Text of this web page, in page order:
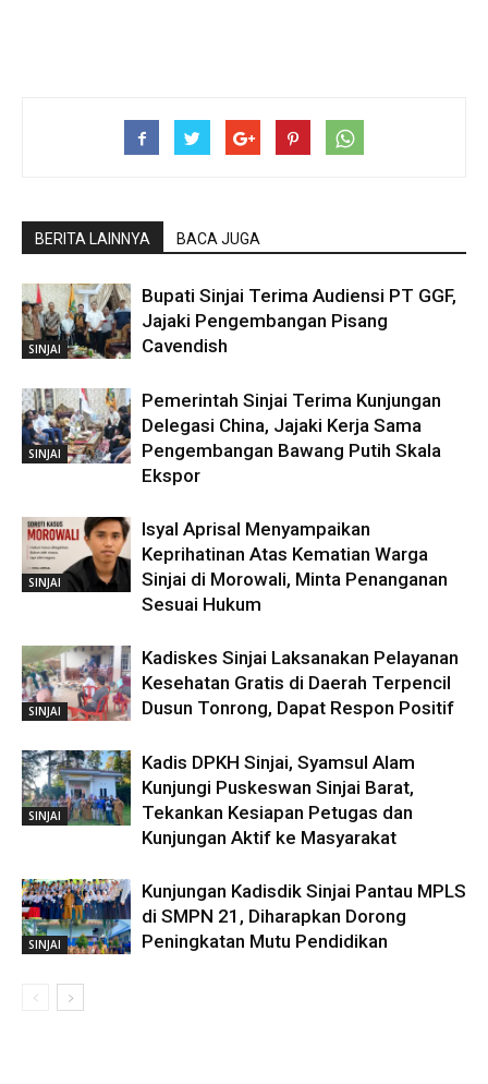
BERITA LAINNYA BACA JUGA
SINJAI
Bupati Sinjai Terima Audiensi PT GGF,
Jajaki Pengembangan Pisang
Cavendish
SINJAI
Pemerintah Sinjai Terima Kunjungan
Delegasi China, Jajaki Kerja Sama
Pengembangan Bawang Putih Skala
Ekspor
SINJAI
Isyal Aprisal Menyampaikan
Keprihatinan Atas Kematian Warga
Sinjai di Morowali, Minta Penanganan
Sesuai Hukum
SINJAI
Kadiskes Sinjai Laksanakan Pelayanan
Kesehatan Gratis di Daerah Terpencil
Dusun Tonrong, Dapat Respon Positif
SINJAI
Kadis DPKH Sinjai, Syamsul Alam
Kunjungi Puskeswan Sinjai Barat,
Tekankan Kesiapan Petugas dan
Kunjungan Aktif ke Masyarakat
SINJAI
Kunjungan Kadisdik Sinjai Pantau MPLS
di SMPN 21, Diharapkan Dorong
Peningkatan Mutu Pendidikan